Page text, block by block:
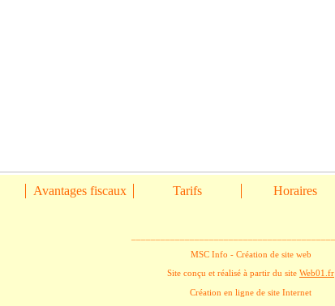
Avantages fiscaux Tarifs Horaires
MSC Info - Création de site web
Site conçu et réalisé à partir du site Web01.fr
Création en ligne de site Internet